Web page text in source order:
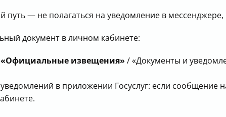
— не полагаться на уведомление в мессенджере,
документ в личном кабинете:
«Официальные извещения» / «Документы и
в приложении Госуслуг: если